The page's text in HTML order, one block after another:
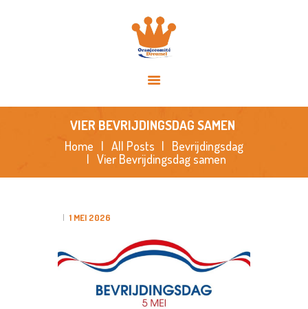
VIER BEVRIJDINGSDAG SAMEN
Home All Posts
Bevrijdingsdag
Vier Bevrijdingsdag samen
SPONSORS
FOTO’S
1 MEI 2026